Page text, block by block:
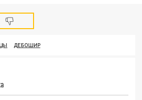
ДЕБОШИР